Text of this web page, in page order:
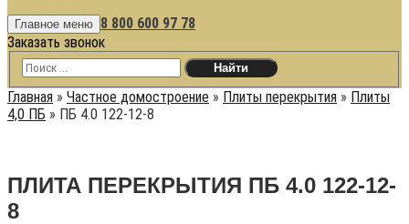
Главное меню 8 800 600 97 78
Заказать звонок
Главная » Частное домостроение » Плиты перекрытия » Плиты
4,0 ПБ » ПБ 4.0 122-12-8
ПЛИТА ПЕРЕКРЫТИЯ ПБ 4.0 122-12-
8